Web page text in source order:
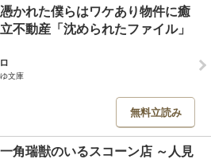
かれた僕らはワケあり物件に癒
不動産「沈められたファイル」
文庫
無料立読み
角瑞獣のいるスコーン店 ～人見